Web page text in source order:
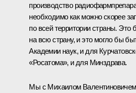
производство
необходимо как можно скорее
по всей территории страны. Это
на всю страну, и это могло бы
Академии наук, и для
«Росатома», и для Минздрава.
Мы с Михаилом Валентиновичем